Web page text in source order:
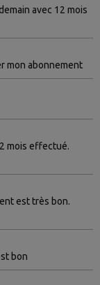
avec 12 mois
mon abonnement
mois effectué.
est très bon.
bon